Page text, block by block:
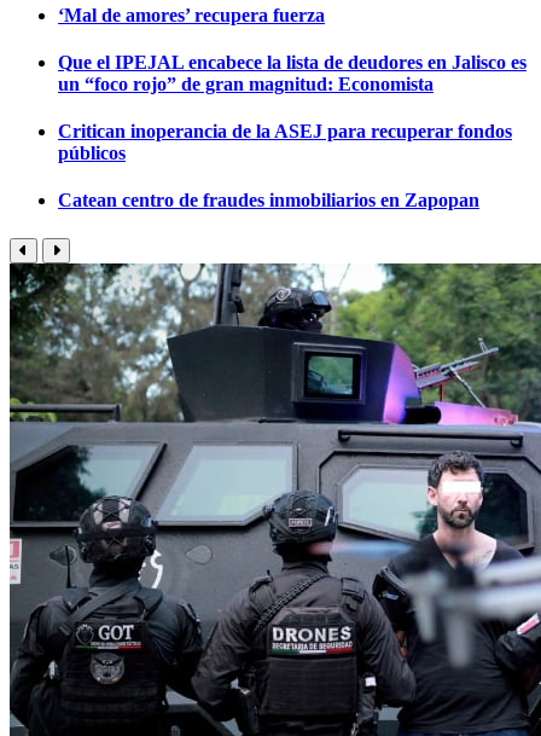
‘Mal de amores’ recupera fuerza
Que el IPEJAL encabece la lista de deudores en Jalisco es
un “foco rojo” de gran magnitud: Economista
Critican inoperancia de la ASEJ para recuperar fondos
públicos
Catean centro de fraudes inmobiliarios en Zapopan